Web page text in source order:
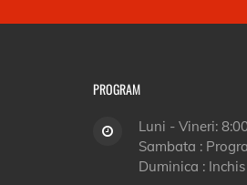
PROGRAM
Luni - Vineri:
Sambata :
Duminica : Inchis